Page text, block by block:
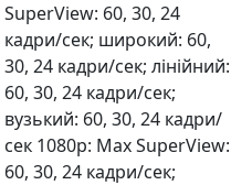
SuperView: 60, 30, 24
кадри/сек; широкий: 60,
30, 24 кадри/сек; лінійний:
60, 30, 24 кадри/сек;
вузький: 60, 30, 24 кадри/
сек 1080p: Max SuperView:
60, 30, 24 кадри/сек;